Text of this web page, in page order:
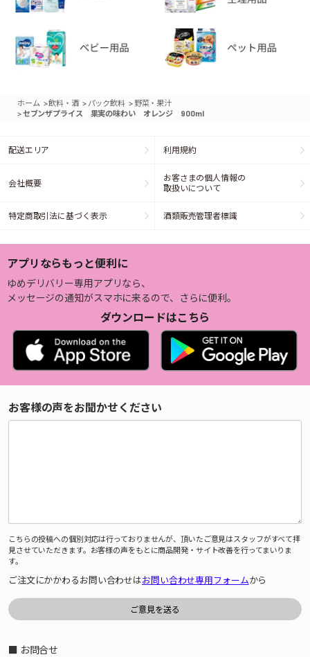
ホーム >飲料・酒 > パック飲料 > 野菜・果汁
>セブンザプライス 果実の味わい オレンジ 900ml
配送エリア 利用規約
会社概要
お客さまの個人情報の
取扱いについて
特定商取引法に基づく表示 酒類販売管理者標識
アプリならもっと便利に
ゆめデリバリー専用アプリなら、
メッセージの通知がスマホに来るので、さらに便利。
ダウンロードはこちら
お客様の声をお聞かせください
こちらの投稿への個別対応は行っておりませんが、頂いたご意見はスタッフがすべて拝
見させていただきます。お客様の声をもとに商品開発・サイト改善を行ってまいりま
す。
ご注文にかかわるお問い合わせはお問い合わせ専用フォームから
■ お問合せ